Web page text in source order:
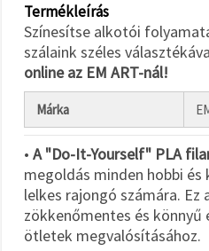
Termékleírás
Színesítse alkotói
szálaink széles
online az EM ART-nál!
Márka
• A "Do-It-Yourself" PLA
megoldás minden hobbi
lelkes rajongó számára. Ez
zökkenőmentes és
ötletek megvalósításához.